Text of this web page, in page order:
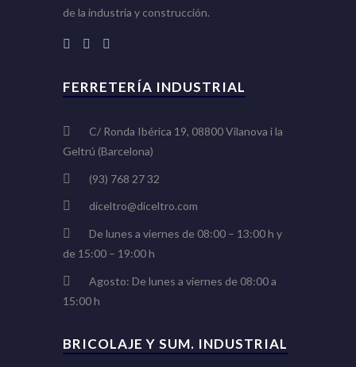
de la industria y construcción.
FERRETERÍA INDUSTRIAL
C/ Ronda Ibérica 19, 08800 Vilanova i la
Geltrú (Barcelona)
(93) 768 27 32
diceltro@diceltro.com
De lunes a viernes de 08:00 – 13:00 h y
de 15:00 – 19:00 h
Agosto: De lunes a viernes de 08:00 a
15:00 h
BRICOLAJE Y SUM. INDUSTRIAL